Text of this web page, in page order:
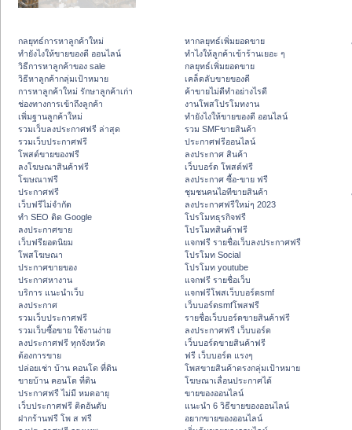
กลยุทธ์การหาลูกค้าใหม่
ทํายังไงให้ขายของดี ออนไลน์
วิธีการหาลูกค้าของ sale
วิธีหาลูกค้ากลุ่มเป้าหมาย
การหาลูกค้าใหม่ รักษาลูกค้าเก่า
ช่องทางการเข้าถึงลูกค้า
เพิ่มฐานลูกค้าใหม่
รวมเว็บลงประกาศฟรี ล่าสุด
รวมเว็บประกาศฟรี
โพสต์ขายของฟรี
ลงโฆษณาสินค้าฟรี
โฆษณาฟรี
ประกาศฟรี
เว็บฟรีไม่จำกัด
ทำ SEO ติด Google
ลงประกาศขาย
เว็บฟรียอดนิยม
โพสโฆษณา
ประกาศขายของ
ประกาศหางาน
บริการ แนะนำเว็บ
ลงประกาศ
รวมเว็บประกาศฟรี
รวมเว็บซื้อขาย ใช้งานง่าย
ลงประกาศฟรี ทุกจังหวัด
ต้องการขาย
ปล่อยเช่า บ้าน คอนโด ที่ดิน
ขายบ้าน คอนโด ที่ดิน
ประกาศฟรี ไม่มี หมดอายุ
เว็บประกาศฟรี ติดอันดับ
ฝากร้านฟรี โพ ส ฟรี
หากลยุทธ์เพิ่มยอดขาย
ทําไงให้ลูกค้าเข้าร้านเยอะ ๆ
กลยุทธ์เพิ่มยอดขาย
เคล็ดลับขายของดี
ค้าขายไม่ดีทำอย่างไรดี
งานโพสโปรโมทงาน
ทํายังไงให้ขายของดี ออนไลน์
รวม SMFขายสินค้า
ประกาศฟรีออนไลน์
ลงประกาศ สินค้า
เว็บบอร์ด โพสต์ฟรี
ลงประกาศ ซื้อ-ขาย ฟรี
ชุมชนคนไอทีขายสินค้า
ลงประกาศฟรีใหม่ๆ 2023
โปรโมทธุรกิจฟรี
โปรโมทสินค้าฟรี
แจกฟรี รายชื่อเว็บลงประกาศฟรี
โปรโมท Social
โปรโมท youtube
แจกฟรี รายชื่อเว็บ
แจกฟรีโพสเว็บบอร์ดsmf
เว็บบอร์ดsmfโพสฟรี
รายชื่อเว็บบอร์ดขายสินค้าฟรี
ลงประกาศฟรี เว็บบอร์ด
เว็บบอร์ดขายสินค้าฟรี
ฟรี เว็บบอร์ด แรงๆ
โพสขายสินค้าตรงกลุ่มเป้าหมาย
โฆษณาเลื่อนประกาศได้
ขายของออนไลน์
แนะนำ 6 วิธีขายของออนไลน์
อยากขายของออนไลน์